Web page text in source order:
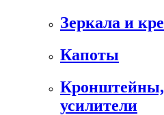
Зеркала и
Капоты
Кронштейны,
усилители